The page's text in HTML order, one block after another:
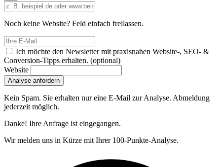
Noch keine Website? Feld einfach freilassen.
Ich möchte den Newsletter mit praxisnahen Website-, SEO- &
Conversion-Tipps erhalten. (optional)
Website
Analyse anfordern
Kein Spam. Sie erhalten nur eine E-Mail zur Analyse. Abmeldung
jederzeit möglich.
Danke! Ihre Anfrage ist eingegangen.
Wir melden uns in Kürze mit Ihrer 100-Punkte-Analyse.